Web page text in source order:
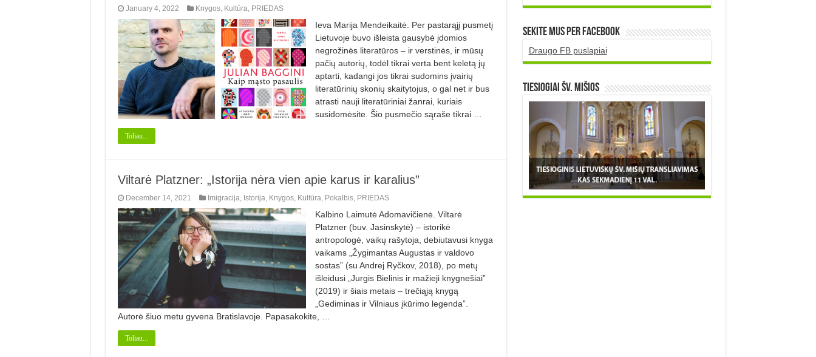
January 4, 2022 Knygos, Kultūra PRIEDAS
Ieva Marija Mendeikaitė. Per pastarąjį pusmetį
Lietuvoje buvo išleista gausybė įdomios
negrožinės literatūros – ir verstinės, ir mūsų
pačių autorių, todėl tikrai verta bent keletą jų
aptarti, kadangi jos tikrai sudomins įvairių
literatūrinių skonių skaitytojus, o gal net ir bus
atrasti nauji literatūriniai žanrai, kuriais
susidomėsite. Šio pusmečio sąraše tikrai …
Toliau...
Viltarė Platzner: „Istorija nėra vien apie karus ir karalius”
December 14, 2021 Imigracija Istorija Knygos, Kultūra Pokalbis, PRIEDAS
Kalbino Laimutė Adomavičienė. Viltarė
Platzner (buv. Jasinskytė) – istorikė
antropologė, vaikų rašyto­ja, debiutavusi knyga
vaikams „Žygi­mantas Augustas ir valdovo
sostas” (su Andrej Ryčkov, 2018), po metų
išlei­dusi „Jurgis Bielinis ir mažieji knygne­šiai”
(2019) ir šiais metais – trečiąją knygą
„Gediminas ir Vilniaus įkūrimo legenda”.
Autorė šiuo metu gyvena Bra­tislavoje. Papasakokite, …
Toliau...
Sekite mus per Facebook
Draugo FB puslapiai
TIESIOGIAI šv. MIŠIOS